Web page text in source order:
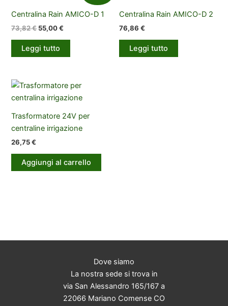
Centralina Rain AMICO-D 1
73,82€ Il
originale
era:
55,00€
Leggi tutto
Centralina Rain AMICO-D 2
76,86 €
Leggi tutto
Trasformatore 24V per
centraline irrigazione
26,75€
Aggiungi al carrello
Dove siamo
La nostra sede si trova in
via San Alessandro 165/167 a
22066 Mariano Comense CO